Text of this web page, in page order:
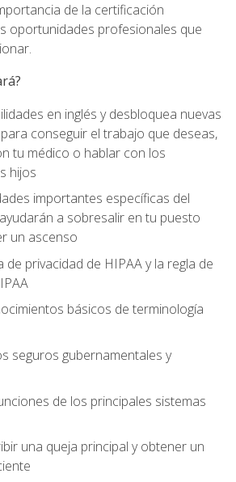
de la certificación
oportunidades profesionales que
en inglés y desbloquea nuevas
conseguir el trabajo que deseas,
tu médico o hablar con los
hijos
importantes específicas del
a sobresalir en tu puesto
un ascenso
de privacidad de HIPAA y la regla de
básicos de terminología
seguros gubernamentales y
de los principales sistemas
una queja principal y obtener un